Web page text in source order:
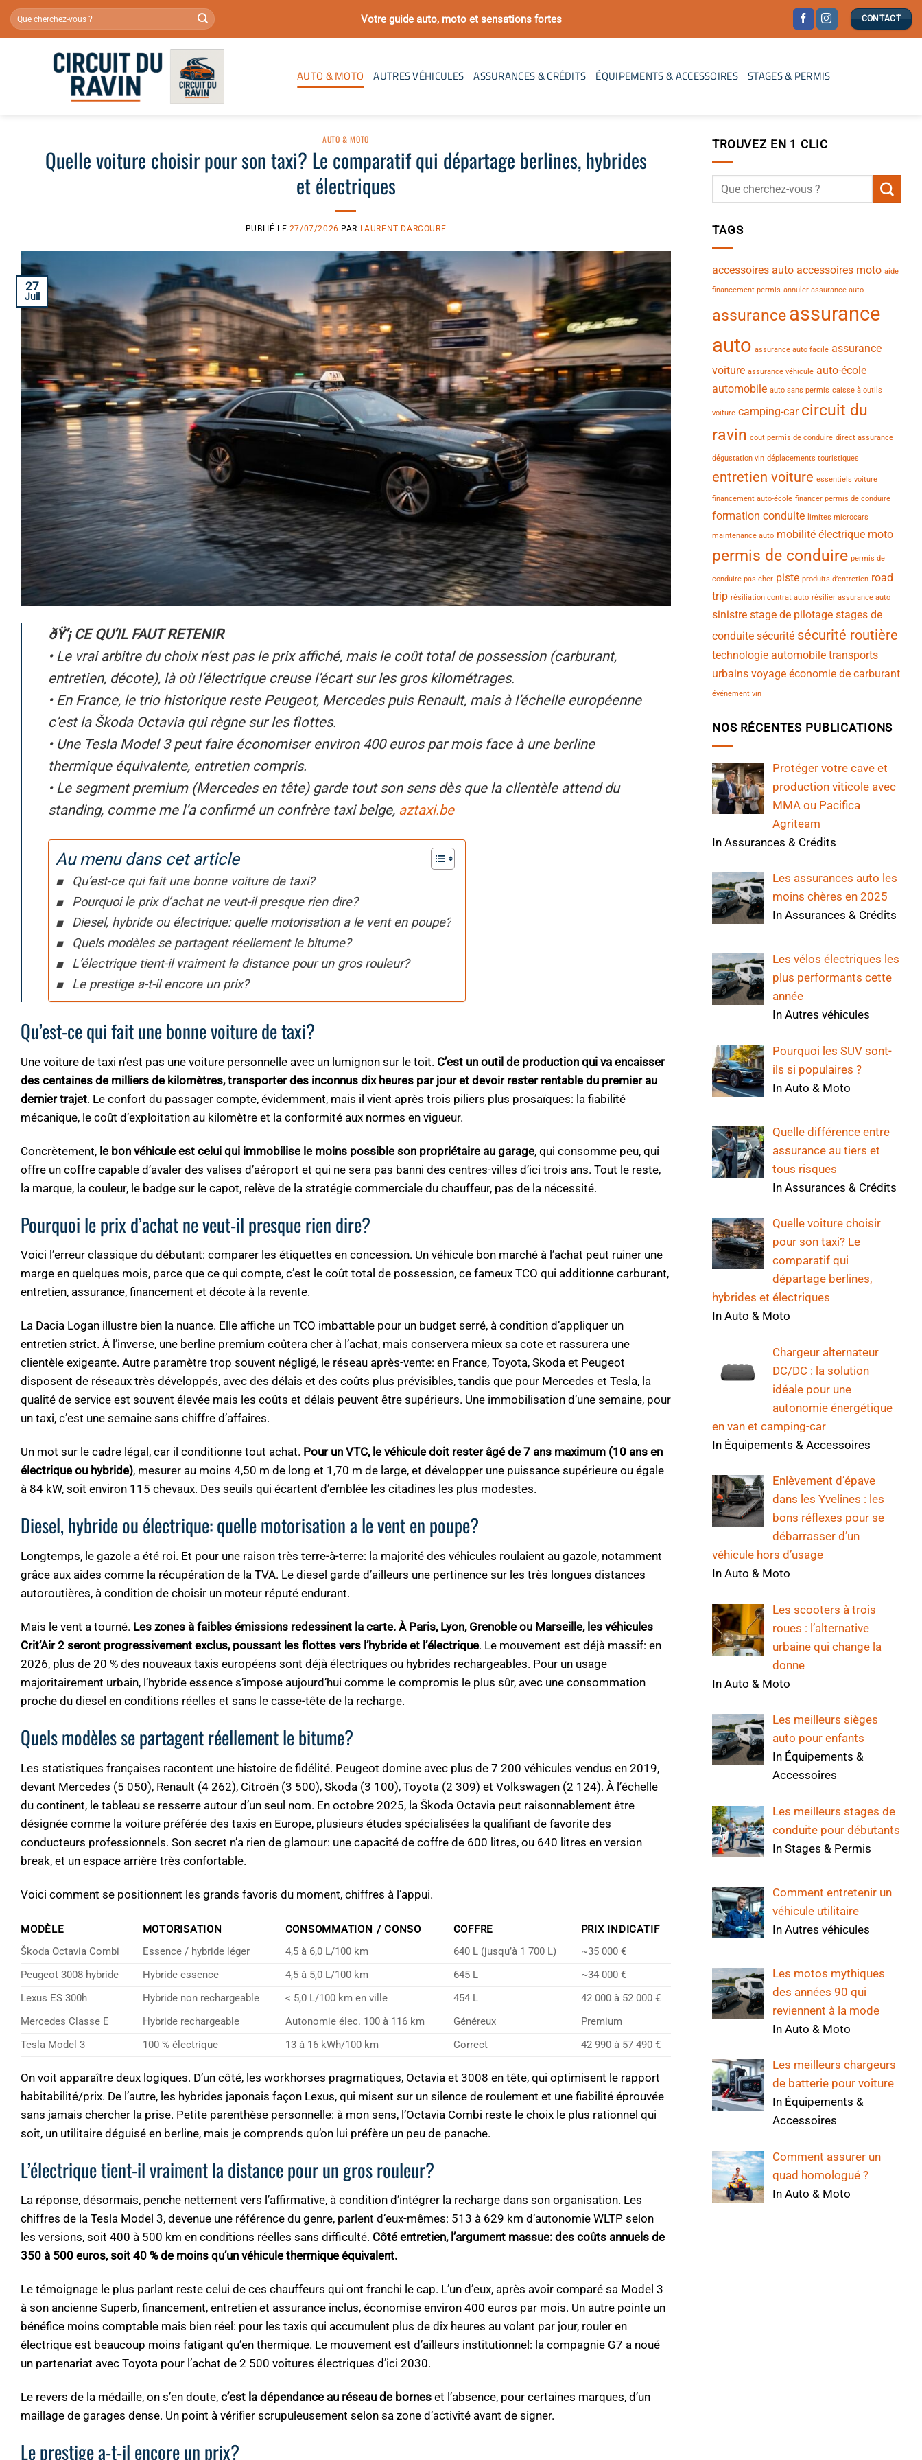
Passer
au
Votre guide auto, moto et sensations fortes CONTACT
AUTO & MOTO AUTRES VÉHICULES ASSURANCES & CRÉDITS ÉQUIPEMENTS & ACCESSOIRES STAGES & PERMIS
AUTO & MOTO
Quelle voiture choisir pour son taxi? Le comparatif qui départage berlines, hybrides
et électriques
PUBLIÉ LE 27/07/2026 PAR LAURENT DARCOURE
27
Juil
ðŸ’¡ CE QU’IL FAUT RETENIR
• Le vrai arbitre du choix n’est pas le prix affiché, mais le coût total de possession (carburant,
entretien, décote), là où l’électrique creuse l’écart sur les gros kilométrages.
• En France, le trio historique reste Peugeot, Mercedes puis Renault, mais à l’échelle européenne
c’est la Škoda Octavia qui règne sur les flottes.
• Une Tesla Model 3 peut faire économiser environ 400 euros par mois face à une berline
thermique équivalente, entretien compris.
• Le segment premium (Mercedes en tête) garde tout son sens dès que la clientèle attend du
standing, comme me l’a confirmé un confrère taxi belge, aztaxi.be
Au menu dans cet article
Qu’est-ce qui fait une bonne voiture de taxi?
Pourquoi le prix d’achat ne veut-il presque rien dire?
Diesel, hybride ou électrique: quelle motorisation a le vent en poupe?
Quels modèles se partagent réellement le bitume?
L’électrique tient-il vraiment la distance pour un gros rouleur?
Le prestige a-t-il encore un prix?
Qu’est-ce qui fait une bonne voiture de taxi?
Une voiture de taxi n’est pas une voiture personnelle avec un lumignon sur le toit. C’est un outil de production qui va encaisser
des centaines de milliers de kilomètres, transporter des inconnus dix heures par jour et devoir rester rentable du premier au
dernier trajet. Le confort du passager compte, évidemment, mais il vient après trois piliers plus prosaïques: la fiabilité
mécanique, le coût d’exploitation au kilomètre et la conformité aux normes en vigueur.
Concrètement, le bon véhicule est celui qui immobilise le moins possible son propriétaire au garage, qui consomme peu, qui
offre un coffre capable d’avaler des valises d’aéroport et qui ne sera pas banni des centres-villes d’ici trois ans. Tout le reste,
la marque, la couleur, le badge sur le capot, relève de la stratégie commerciale du chauffeur, pas de la nécessité.
Pourquoi le prix d’achat ne veut-il presque rien dire?
Voici l’erreur classique du débutant: comparer les étiquettes en concession. Un véhicule bon marché à l’achat peut ruiner une
marge en quelques mois, parce que ce qui compte, c’est le coût total de possession, ce fameux TCO qui additionne carburant,
entretien, assurance, financement et décote à la revente.
La Dacia Logan illustre bien la nuance. Elle affiche un TCO imbattable pour un budget serré, à condition d’appliquer un
entretien strict. À l’inverse, une berline premium coûtera cher à l’achat, mais conservera mieux sa cote et rassurera une
clientèle exigeante. Autre paramètre trop souvent négligé, le réseau après-vente: en France, Toyota, Skoda et Peugeot
disposent de réseaux très développés, avec des délais et des coûts plus prévisibles, tandis que pour Mercedes et Tesla, la
qualité de service est souvent élevée mais les coûts et délais peuvent être supérieurs. Une immobilisation d’une semaine, pour
un taxi, c’est une semaine sans chiffre d’affaires.
Un mot sur le cadre légal, car il conditionne tout achat. Pour un VTC, le véhicule doit rester âgé de 7 ans maximum (10 ans en
électrique ou hybride), mesurer au moins 4,50 m de long et 1,70 m de large, et développer une puissance supérieure ou égale
à 84 kW, soit environ 115 chevaux. Des seuils qui écartent d’emblée les citadines les plus modestes.
Diesel, hybride ou électrique: quelle motorisation a le vent en poupe?
Longtemps, le gazole a été roi. Et pour une raison très terre-à-terre: la majorité des véhicules roulaient au gazole, notamment
grâce aux aides comme la récupération de la TVA. Le diesel garde d’ailleurs une pertinence sur les très longues distances
autoroutières, à condition de choisir un moteur réputé endurant.
Mais le vent a tourné. Les zones à faibles émissions redessinent la carte. À Paris, Lyon, Grenoble ou Marseille, les véhicules
Crit’Air 2 seront progressivement exclus, poussant les flottes vers l’hybride et l’électrique. Le mouvement est déjà massif: en
2026, plus de 20 % des nouveaux taxis européens sont déjà électriques ou hybrides rechargeables. Pour un usage
majoritairement urbain, l’hybride essence s’impose aujourd’hui comme le compromis le plus sûr, avec une consommation
proche du diesel en conditions réelles et sans le casse-tête de la recharge.
Quels modèles se partagent réellement le bitume?
Les statistiques françaises racontent une histoire de fidélité. Peugeot domine avec plus de 7 200 véhicules vendus en 2019,
devant Mercedes (5 050), Renault (4 262), Citroën (3 500), Skoda (3 100), Toyota (2 309) et Volkswagen (2 124). À l’échelle
du continent, le tableau se resserre autour d’un seul nom. En octobre 2025, la Škoda Octavia peut raisonnablement être
désignée comme la voiture préférée des taxis en Europe, plusieurs études spécialisées la qualifiant de favorite des
conducteurs professionnels. Son secret n’a rien de glamour: une capacité de coffre de 600 litres, ou 640 litres en version
break, et un espace arrière très confortable.
Voici comment se positionnent les grands favoris du moment, chiffres à l’appui.
MODÈLE MOTORISATION CONSOMMATION / CONSO COFFRE
PRIX INDICATIF
Škoda Octavia Combi
Essence / hybride léger 4,5 à 6,0 L/100 km 640 L (jusqu’à 1 700 L)
~35 000 €
Peugeot 3008 hybride
Hybride essence 4,5 à 5,0 L/100 km 645 L
~34 000 €
Lexus ES 300h
Hybride non rechargeable < 5,0 L/100 km en ville 454 L
42 000 à 52 000 €
Mercedes Classe E
Hybride rechargeable Autonomie élec. 100 à 116 km Généreux
Premium
Tesla Model 3
100 % électrique 13 à 16 kWh/100 km Correct 42 990 à 57 490 €
On voit apparaître deux logiques. D’un côté, les workhorses pragmatiques, Octavia et 3008 en tête, qui optimisent le rapport
habitabilité/prix. De l’autre, les hybrides japonais façon Lexus, qui misent sur un silence de roulement et une fiabilité éprouvée
sans jamais chercher la prise. Petite parenthèse personnelle: à mon sens, l’Octavia Combi reste le choix le plus rationnel qui
soit, un utilitaire déguisé en berline, mais je comprends qu’on lui préfère un peu de panache.
L’électrique tient-il vraiment la distance pour un gros rouleur?
La réponse, désormais, penche nettement vers l’affirmative, à condition d’intégrer la recharge dans son organisation. Les
chiffres de la Tesla Model 3, devenue une référence du genre, parlent d’eux-mêmes: 513 à 629 km d’autonomie WLTP selon
les versions, soit 400 à 500 km en conditions réelles sans difficulté. Côté entretien, l’argument massue: des coûts annuels de
350 à 500 euros, soit 40 % de moins qu’un véhicule thermique équivalent.
Le témoignage le plus parlant reste celui de ces chauffeurs qui ont franchi le cap. L’un d’eux, après avoir comparé sa Model 3
à son ancienne Superb, financement, entretien et assurance inclus, économise environ 400 euros par mois. Un autre pointe un
bénéfice moins comptable mais bien réel: pour les taxis qui accumulent plus de dix heures au volant par jour, rouler en
électrique est beaucoup moins fatigant qu’en thermique. Le mouvement est d’ailleurs institutionnel: la compagnie G7 a noué
un partenariat avec Toyota pour l’achat de 2 500 voitures électriques d’ici 2030.
Le revers de la médaille, on s’en doute, c’est la dépendance au réseau de bornes et l’absence, pour certaines marques, d’un
maillage de garages dense. Un point à vérifier scrupuleusement selon sa zone d’activité avant de signer.
Le prestige a-t-il encore un prix?
TROUVEZ EN 1 CLIC
TAGS
accessoires auto accessoires moto aide
financement permis annuler assurance auto
assuranceassurance
auto assurance auto facile assurance
voiture assurance véhicule auto-école
automobile auto sans permis caisse à outils
voiture camping-car circuit du
ravin cout permis de conduire direct assurance
dégustation vin déplacements touristiques
entretien voiture essentiels voiture
financement auto-école financer permis de conduire
formation conduite limites microcars
maintenance auto mobilité électrique moto
permis de conduire permis de
conduire pas cher piste produits d’entretien road
trip résiliation contrat auto résilier assurance auto
sinistre stage de pilotage stages de
conduite sécurité sécurité routière
technologie automobile transports
urbains voyage économie de carburant
événement vin
NOS RÉCENTES PUBLICATIONS
Protéger votre cave et
production viticole avec
MMA ou Pacifica
Agriteam
In Assurances & Crédits
Les assurances auto les
moins chères en 2025
In Assurances & Crédits
Les vélos électriques les
plus performants cette
année
In Autres véhicules
Pourquoi les SUV sont-
ils si populaires ?
In Auto & Moto
Quelle différence entre
assurance au tiers et
tous risques
In Assurances & Crédits
Quelle voiture choisir
pour son taxi? Le
comparatif qui
départage berlines,
hybrides et électriques
In Auto & Moto
Chargeur alternateur
DC/DC : la solution
idéale pour une
autonomie énergétique
en van et camping-car
In Équipements & Accessoires
Enlèvement d’épave
dans les Yvelines : les
bons réflexes pour se
débarrasser d’un
véhicule hors d’usage
In Auto & Moto
Les scooters à trois
roues : l’alternative
urbaine qui change la
donne
In Auto & Moto
Les meilleurs sièges
auto pour enfants
In Équipements &
Accessoires
Les meilleurs stages de
conduite pour débutants
In Stages & Permis
Comment entretenir un
véhicule utilitaire
In Autres véhicules
Les motos mythiques
des années 90 qui
reviennent à la mode
In Auto & Moto
Les meilleurs chargeurs
de batterie pour voiture
In Équipements &
Accessoires
Comment assurer un
quad homologué ?
In Auto & Moto